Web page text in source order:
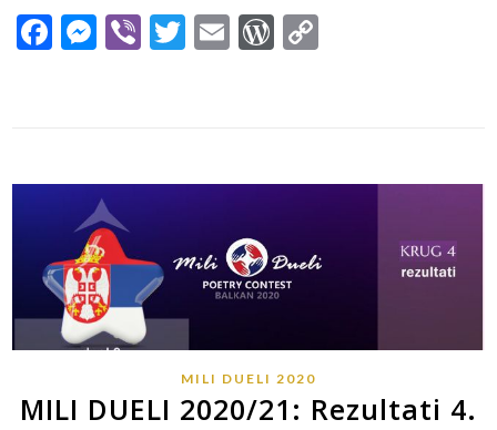
Facebook
Messenger
ViberTwitter
EmailWordPress
MILI DUELI 2020
MILI DUELI 2020/21: Rezultati 4.